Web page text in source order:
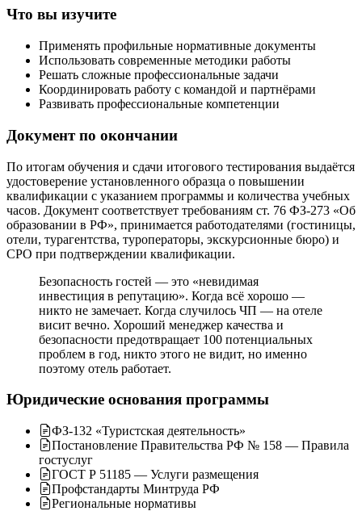
Что вы изучите
Применять профильные нормативные документы
Использовать современные методики работы
Решать сложные профессиональные задачи
Координировать работу с командой и партнёрами
Развивать профессиональные компетенции
Документ по окончании
По итогам обучения и сдачи итогового тестирования выдаётся
удостоверение установленного образца о повышении
квалификации с указанием программы и количества учебных
часов. Документ соответствует требованиям ст. 76 ФЗ-273 «Об
образовании в РФ», принимается работодателями (гостиницы,
отели, турагентства, туроператоры, экскурсионные бюро) и
СРО при подтверждении квалификации.
Безопасность гостей — это «невидимая
инвестиция в репутацию». Когда всё хорошо —
никто не замечает. Когда случилось ЧП — на отеле
висит вечно. Хороший менеджер качества и
безопасности предотвращает 100 потенциальных
проблем в год, никто этого не видит, но именно
поэтому отель работает.
Юридические основания программы
ФЗ-132 «Туристская деятельность»
Постановление Правительства РФ № 158 — Правила
гостуслуг
ГОСТ Р 51185 — Услуги размещения
Профстандарты Минтруда РФ
Региональные нормативы